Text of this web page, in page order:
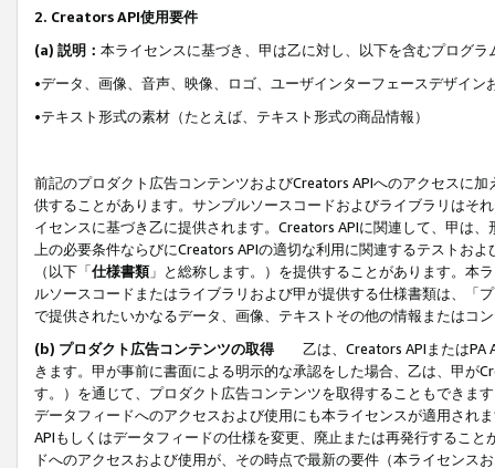
2. Creators API使用要件
(a) 説明： 本ライセンスに基づき、甲は乙に対し、以下を含むプログ
•データ、画像、音声、映像、ロゴ、ユーザインターフェースデザイ
•テキスト形式の素材（たとえば、テキスト形式の商品情報）
前記のプロダクト広告コンテンツおよびCreators APIへのアクセスに
供することがあります。サンプルソースコードおよびライブラリはそ
イセンスに基づき乙に提供されます。Creators APIに関連して、甲は
上の必要条件ならびにCreators APIの適切な利用に関連するテストお
（以下「仕様書類」と総称します。）を提供することがあります。本
ルソースコードまたはライブラリおよび甲が提供する仕様書類は、「
で提供されたいかなるデータ、画像、テキストその他の情報またはコ
(b) プロダクト広告コンテンツの取得
乙は、Creators APIまたはPA
きます。甲が事前に書面による明示的な承認をした場合、乙は、甲が
す。）を通じて、プロダクト広告コンテンツを取得することもできま
データフィードへのアクセスおよび使用にも本ライセンスが適用され
APIもしくはデータフィードの仕様を変更、廃止または再発行するこ
ドへのアクセスおよび使用が、その時点で最新の要件（本ライセン